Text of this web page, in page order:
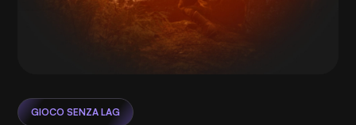
GIOCO SENZA LAG